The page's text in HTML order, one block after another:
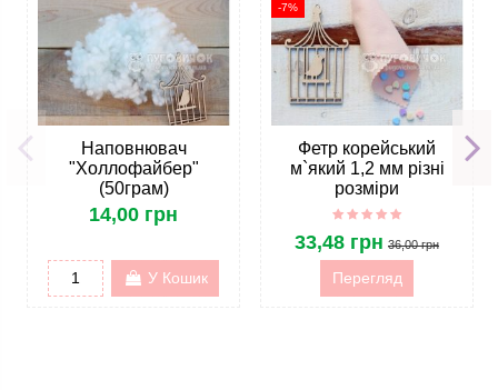
Наповнювач
"Холлофайбер"
(50грам)
14,00 грн
У Кошик
-7%
Фетр корейський
м`який 1,2 мм різні
розміри
33,48 грн 36,00 грн
Перегляд